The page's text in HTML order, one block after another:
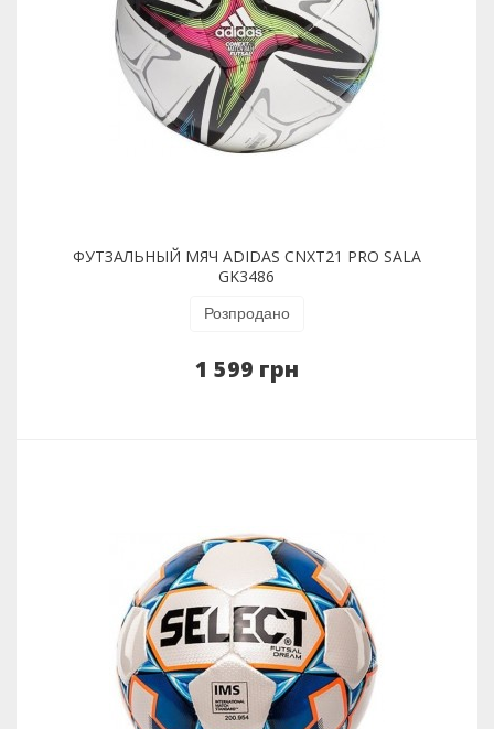
ФУТЗАЛЬНЫЙ МЯЧ ADIDAS CNXT21 PRO SALA
GK3486
Розпродано
1 599 грн